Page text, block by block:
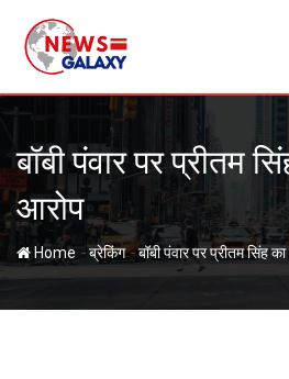
content
बॉबी पंवार पर प्रीतम
आरोप
Home -ब्रेकिंग-बॉबी पंवार पर प्रीतम सिंह